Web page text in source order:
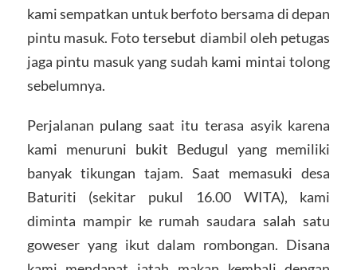
kami sempatkan untuk berfoto bersama di depan
pintu masuk. Foto tersebut diambil oleh petugas
jaga pintu masuk yang sudah kami mintai tolong
sebelumnya.
Perjalanan pulang saat itu terasa asyik karena
kami menuruni bukit Bedugul yang memiliki
banyak tikungan tajam. Saat memasuki desa
Baturiti (sekitar pukul 16.00 WITA), kami
diminta mampir ke rumah saudara salah satu
goweser yang ikut dalam rombongan. Disana